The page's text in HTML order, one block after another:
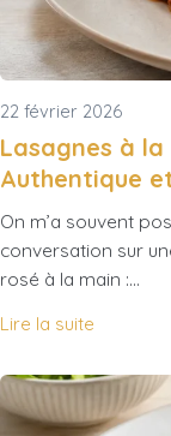
22 février 2026
Lasagnes à
Authentique
On m’a souvent
conversation sur
rosé à la main :…
Lire la suite